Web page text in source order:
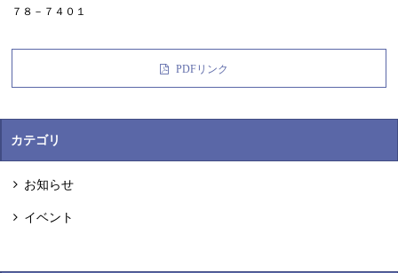
７８－７４０１
PDFリンク
カテゴリ
お知らせ
イベント